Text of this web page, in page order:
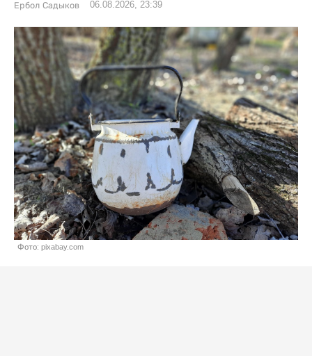
Ербол Садыков 06.08.2026, 23:39
Фото: pixabay.com